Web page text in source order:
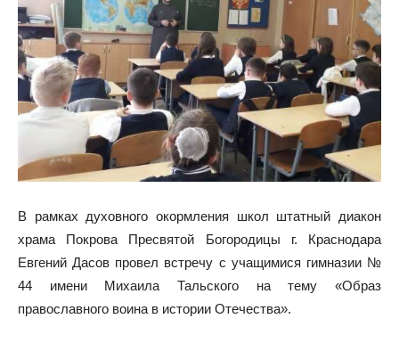
В рамках духовного окормления школ штатный диакон
храма Покрова Пресвятой Богородицы г. Краснодара
Евгений Дасов провел встречу с учащимися гимназии №
44 имени Михаила Тальского на тему «Образ
православного воина в истории Отечества».